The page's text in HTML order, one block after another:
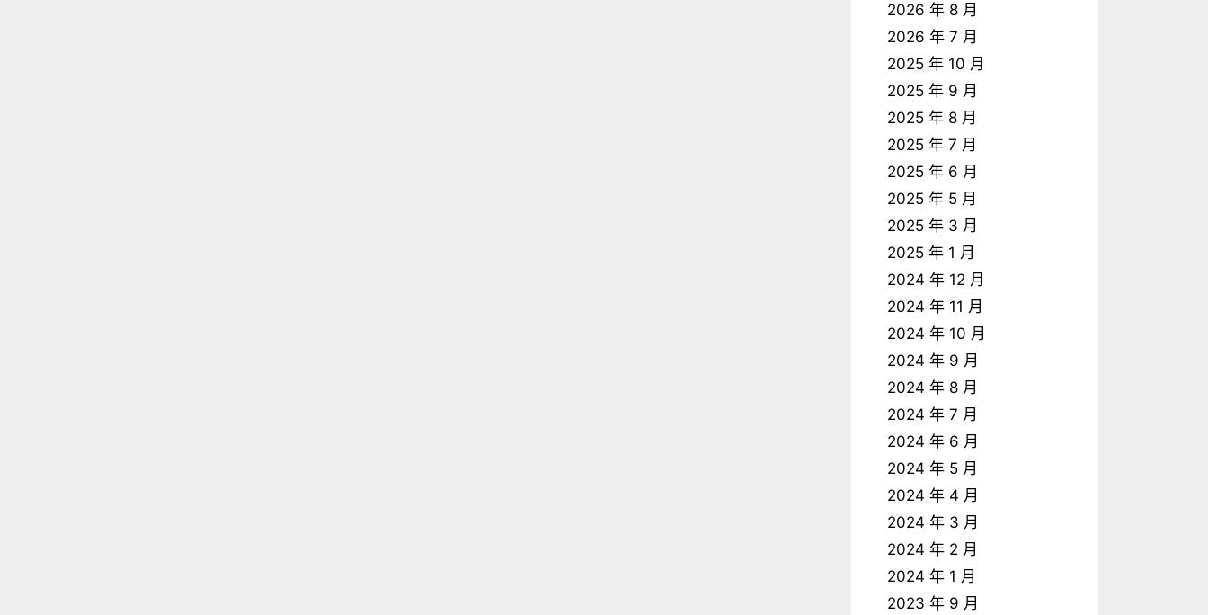
2026 年 8 月
2026 年 7 月
2025 年 10 月
2025 年 9 月
2025 年 8 月
2025 年 7 月
2025 年 6 月
2025 年 5 月
2025 年 3 月
2025 年 1 月
2024 年 12 月
2024 年 11 月
2024 年 10 月
2024 年 9 月
2024 年 8 月
2024 年 7 月
2024 年 6 月
2024 年 5 月
2024 年 4 月
2024 年 3 月
2024 年 2 月
2024 年 1 月
2023 年 9 月